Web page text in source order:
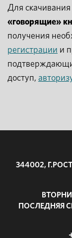
Для скачивания
«говорящие»
получения
регистрации и
доступ,
344002,
ПОСЛЕДНЯЯ